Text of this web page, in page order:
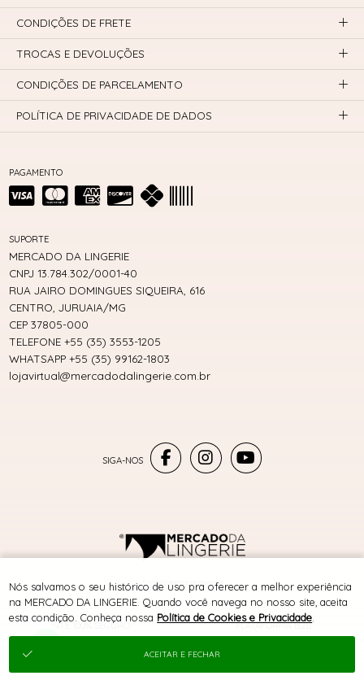
PAGAMENTO
SITE 100% SEGURO PLATAFORMA B2B
SUPORTE
MERCADO DA LINGERIE
CNPJ 13.784.302/0001-40
RUA JAIRO DOMINGUES SIQUEIRA, 616
CENTRO, JURUAIA/MG
CEP 37805-000
TELEFONE +55 (35) 3553-1205
WHATSAPP +55 (35) 99162-1803
lojavirtual@mercadodalingerie.com.br
CONDIÇÕES DE FRETE
TROCAS E DEVOLUÇÕES
CONDIÇÕES DE PARCELAMENTO
POLÍTICA DE PRIVACIDADE DE DADOS
® TODOS DIREITOS RESERVADOS
Nós salvamos o seu histórico de uso pra oferecer a melhor experiência
na MERCADO DA LINGERIE. Quando você navega no nosso site, aceita
esta condição. Conheça nossa Política de Cookies e Privacidade
ACEITAR E FECHAR